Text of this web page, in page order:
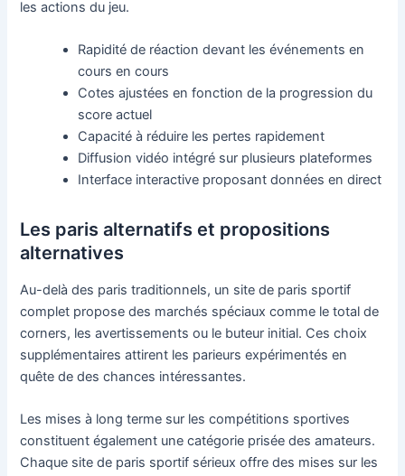
les actions du jeu.
Rapidité de réaction devant les événements en
cours en cours
Cotes ajustées en fonction de la progression du
score actuel
Capacité à réduire les pertes rapidement
Diffusion vidéo intégré sur plusieurs plateformes
Interface interactive proposant données en direct
Les paris alternatifs et propositions
alternatives
Au-delà des paris traditionnels, un site de paris sportif
complet propose des marchés spéciaux comme le total de
corners, les avertissements ou le buteur initial. Ces choix
supplémentaires attirent les parieurs expérimentés en
quête de des chances intéressantes.
Les mises à long terme sur les compétitions sportives
constituent également une catégorie prisée des amateurs.
Chaque site de paris sportif sérieux offre des mises sur les